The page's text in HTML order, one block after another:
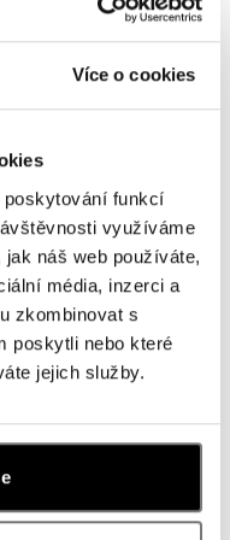
Více o cookies
poskytování funkcí
využíváme
náš web používáte,
média, inzerci a
zkombinovat s
poskytli nebo které
jejich služby.